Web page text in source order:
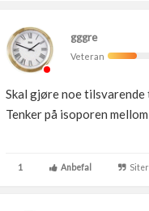
gggre
Veteran
Skal gjøre noe
Tenker på isoporen
1 Anbefal Siter